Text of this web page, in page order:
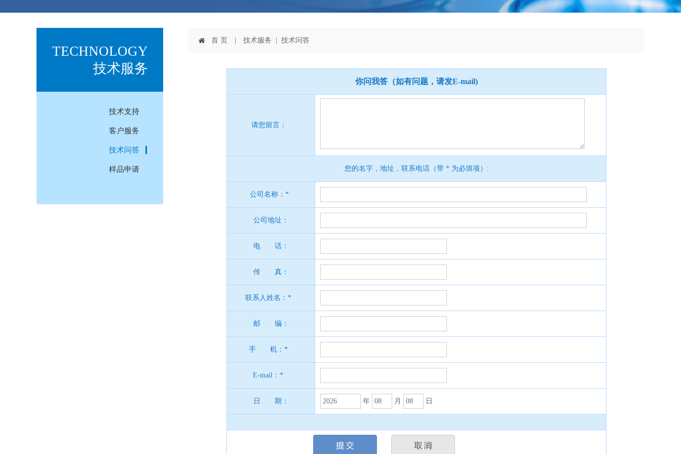
TECHNOLOGY
技术服务
技术支持
客户服务
技术问答
样品申请
首 页 | 技术服务 | 技术问答
你问我答（如有问题，请发E-mail)
请您留言：
您的名字，地址，联系电话（带 * 为必填项）:
公司名称：*
公司地址：
电 话：
传 真：
联系人姓名：*
邮 编：
手 机：*
E-mail：*
日 期： 年 月 日